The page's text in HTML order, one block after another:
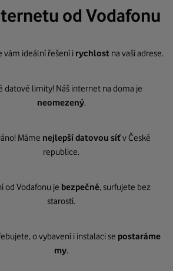
od Vodafonu
vám ideální řešení i rychlost na vaší adrese.
datové limity! Náš internet na doma je
neomezený.
Máme nejlepší datovou síťv České
republice.
od Vodafonu je bezpečné, surfujete bez
starostí.
o vybavení i instalaci se postaráme
my.